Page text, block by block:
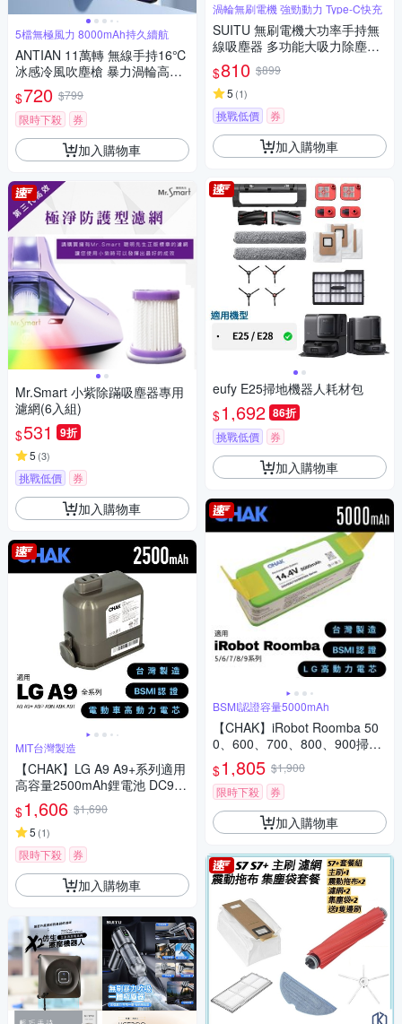
5檔無極風力 8000mAh持久續航
ANTIAN 11萬轉 無線手持16℃
冰感冷風吹塵槍 暴力渦輪高速
吹塵器 戶外烤肉生火吹氣泵
$720 $799
限時下殺
券
加入購物車
Mr.Smart 小紫除蹣吸塵器專用
濾網(6入組)
$531 9折
5 (3)
挑戰低價 券
加入購物車
MIT台灣製造
【CHAK】LG A9 A9+系列適用
高容量2500mAh鋰電池 DC902
5(LG 副廠電池 樂金吸塵器配
件)
$1,606 $1,690
5 (1)
限時下殺 券
加入購物車
渦輪無刷電機 強勁動力 Type-C快充
SUITU 無刷電機大功率手持無
線吸塵器 多功能大吸力除塵器
吹吸抽充車載吹塵器 吹氣機 家
車兩用
$810 $899
5 (1)
挑戰低價 券
加入購物車
eufy E25掃地機器人耗材包
$1,692 86折
挑戰低價 券
加入購物車
BSMI認證容量5000mAh
【CHAK】iRobot Roomba 50
0、600、700、800、900掃地
機副廠鋰電池(超高容量5000m
Ah)
$1,805 $1,900
限時下殺
券
加入購物車